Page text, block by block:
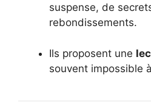
suspense, de
rebondissements.
Ils proposent une
souvent impossible